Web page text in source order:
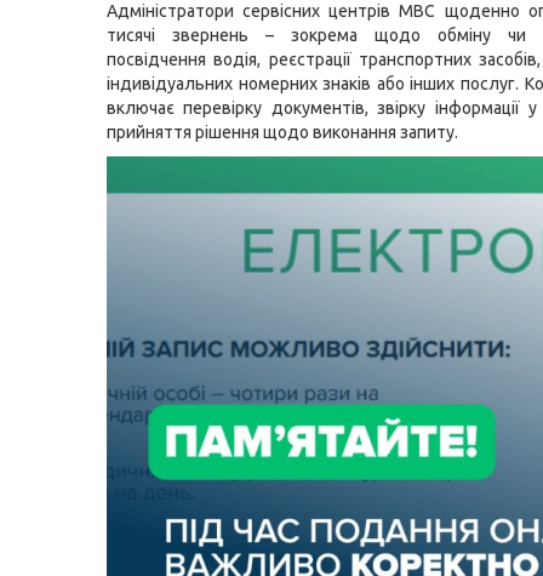
Адміністратори сервісних центрів МВС щоденно
тисячі звернень – зокрема щодо обміну чи
посвідчення водія, реєстрації транспортних
індивідуальних номерних знаків або інших послуг.
включає перевірку документів, звірку інформації
прийняття рішення щодо виконання запиту.